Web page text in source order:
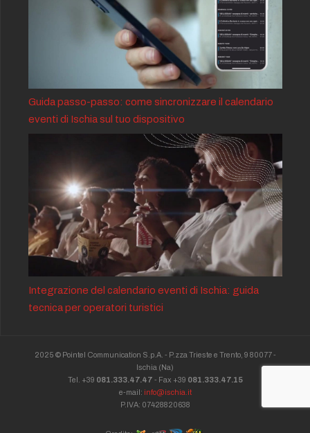
Guida passo-passo: come sincronizzare il calendario
eventi di Ischia sul tuo dispositivo
Integrazione del calendario eventi di Ischia: guida
tecnica per operatori turistici
2025 © Pointel Communication S.p.A. - P.zza Trieste e Trento, 9 80077 -
Ischia (Na)
Tel. +39 081.333.47.47 - Fax +39 081.333.47.15
e-mail: info@ischia.it
P.IVA: 07428820638